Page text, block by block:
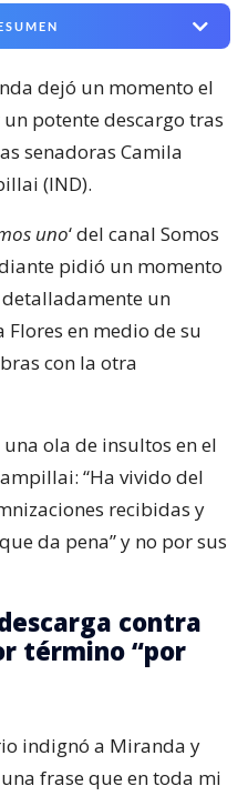
dejó un momento el
potente descargo tras
senadoras Camila
(IND).
uno‘ del canal Somos
pidió un momento
un
en medio de su
con la otra
ola de insultos en el
“Ha vivido del
recibidas y
da pena” y no por sus
contra
término “por
indignó a Miranda y
frase que en toda mi